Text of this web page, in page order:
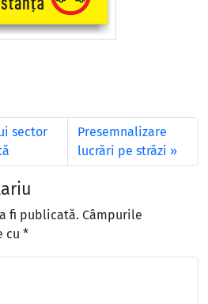
sector
Presemnalizare
lucrări pe străzi
fi publicată. Câmpurile
cu *